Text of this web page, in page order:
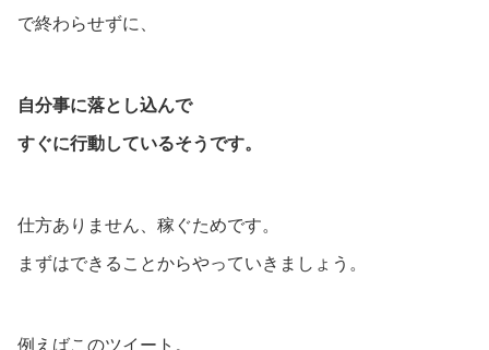
で終わらせずに、
自分事に落とし込んで
すぐに行動しているそうです。
仕方ありません、稼ぐためです。
まずはできることからやっていきましょう。
例えばこのツイート。